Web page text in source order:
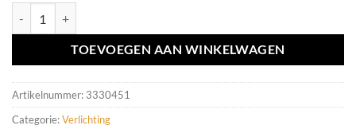
TOEVOEGEN AAN WINKELWAGEN
Artikelnummer: 3330451
Categorie:Verlichting